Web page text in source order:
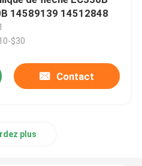
14589139 14512848
$30
Contact
plus